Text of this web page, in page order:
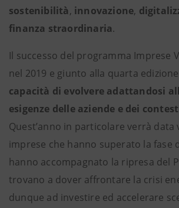
sostenibilità, innovazione,
finanza straordinaria.
Il successo del programma Imprese
nel 2019 e giunto alla quarta
capacità di evolvere adattandosi
esigenze delle aziende e dei
Quest’anno in particolare verrà data
imprese che hanno superato la fase
hanno accompagnato la ripresa del
trovano a dover affrontare la crisi
dunque ad investire ed accelerare